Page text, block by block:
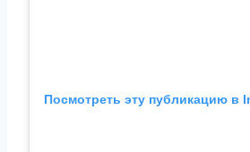
Посмотреть эту публикацию в